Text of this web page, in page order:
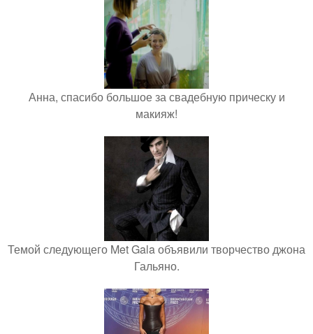
Анна, спасибо большое за свадебную прическу и
макияж!
Темой следующего Met Gala объявили творчество джона
Гальяно.